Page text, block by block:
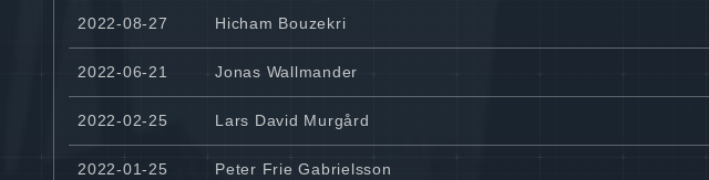
2022-08-27 Hicham Bouzekri
2022-06-21 Jonas Wallmander
2022-02-25 Lars David Murgård
2022-01-25 Peter Frie Gabrielsson